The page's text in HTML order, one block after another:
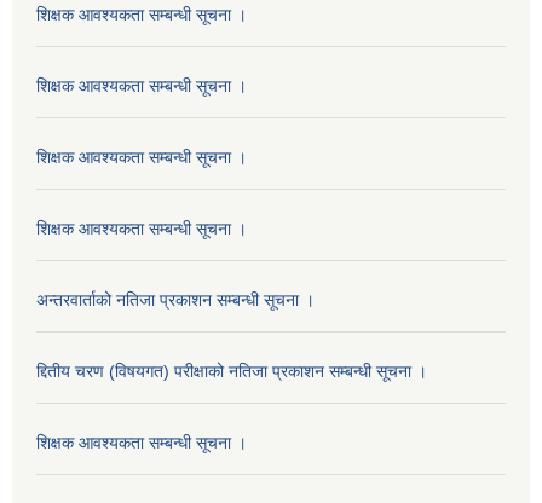
शिक्षक आवश्यकता सम्बन्धी सूचना ।
शिक्षक आवश्यकता सम्बन्धी सूचना ।
शिक्षक आवश्यकता सम्बन्धी सूचना ।
शिक्षक आवश्यकता सम्बन्धी सूचना ।
अन्तरवार्ताको नतिजा प्रकाशन सम्बन्धी सूचना ।
द्दितीय चरण (विषयगत) परीक्षाको नतिजा प्रकाशन सम्बन्धी सूचना ।
शिक्षक आवश्यकता सम्बन्धी सूचना ।